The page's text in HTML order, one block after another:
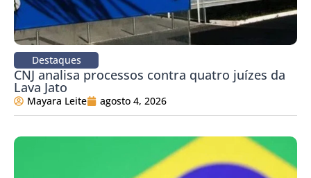
Destaques
CNJ analisa processos contra quatro juízes da
Lava Jato
Mayara Leite agosto 4, 2026